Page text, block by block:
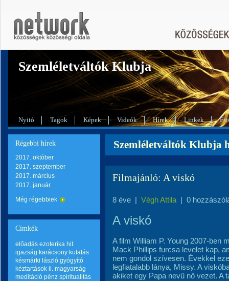
Szemléletváltók Klubja
Nyitó Tagok Képek Videók Hírek Linkek
Régebbi hírek
2017. október
2017. szeptember
2017. március
2017. január
Még régebbiek
Címkék
előadás ezoterika hit
igazság karácsony kutatás
késmárki lászló:gyógyító
kéztartások ii. magyarság
meditáció pénz spiritualitás
Szemléletváltók Klubja
Filmajánló: A viskó
8 éve | Végh Attila | 0
A viskó
A film William P. Young 2007-ben
Mack Phillips furcsa levelet kap,
nem gondol szívesen. Évekkel
legfiatalabb lánya, Missy. A
akiket egy Papa nevű nő vezet. A